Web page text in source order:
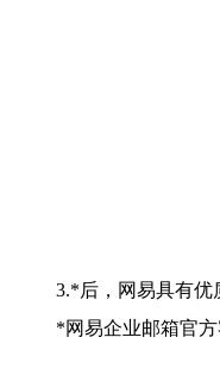
3.*后，网易具有优
*网易企业邮箱官